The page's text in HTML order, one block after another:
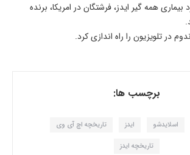
همه گیر ایدز، فرشتگان در امریکا، برنده
برچسب ها:
اسلایدشو ایدز تاریخچه اچ آی وی
تاریخچه ایدز